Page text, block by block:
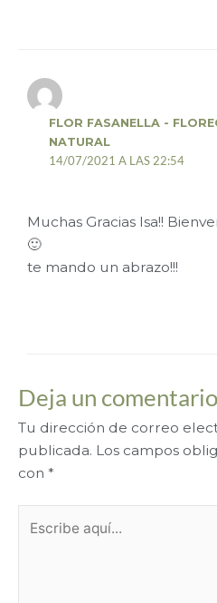
FLOR FASANELLA -
NATURAL
14/07/2021 A LAS 22:54
Muchas Gracias Isa!!
🙂
te mando un abrazo!!!
Deja un comentario
Tu dirección de correo
publicada. Los campos
con *
aquí...